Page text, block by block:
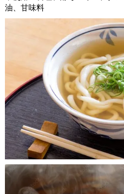
油、甘味料